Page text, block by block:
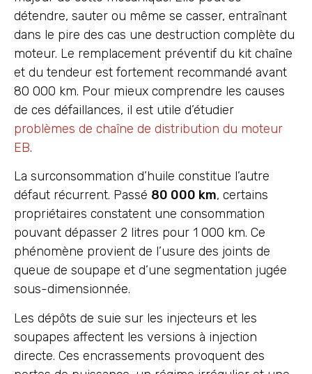
détendre, sauter ou même se casser, entraînant
dans le pire des cas une destruction complète du
moteur. Le remplacement préventif du kit chaîne
et du tendeur est fortement recommandé avant
80 000 km. Pour mieux comprendre les causes
de ces défaillances, il est utile d’étudier
problèmes de chaîne de distribution du moteur
EB.
La surconsommation d’huile constitue l’autre
défaut récurrent. Passé 80 000 km, certains
propriétaires constatent une consommation
pouvant dépasser 2 litres pour 1 000 km. Ce
phénomène provient de l’usure des joints de
queue de soupape et d’une segmentation jugée
sous-dimensionnée.
Les dépôts de suie sur les injecteurs et les
soupapes affectent les versions à injection
directe. Ces encrassements provoquent des